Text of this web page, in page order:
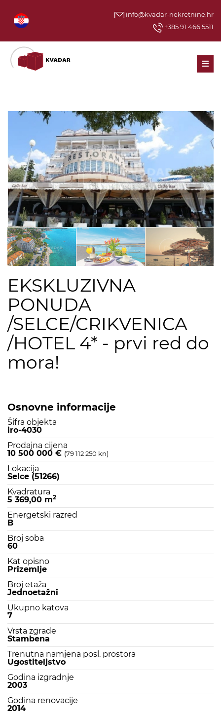
info@kvadar-nekretnine.hr
+385 91 466 5511
EKSKLUZIVNA
PONUDA
/SELCE/CRIKVENICA
/HOTEL 4* - prvi red do
mora!
Osnovne informacije
Šifra objekta
iro-4030
Prodajna cijena
10 500 000 € (79 112 250 kn)
Lokacija
Selce (51266)
Kvadratura
5 369,00 m2
Energetski razred
B
Broj soba
60
Kat opisno
Prizemlje
Broj etaža
Jednoetažni
Ukupno katova
7
Vrsta zgrade
Stambena
Trenutna namjena posl. prostora
Ugostiteljstvo
Godina izgradnje
2003
Godina renovacije
2014